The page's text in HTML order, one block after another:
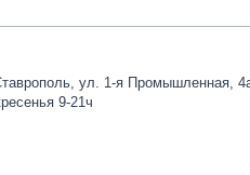
ул. 1-я Промышленная,
9-21ч